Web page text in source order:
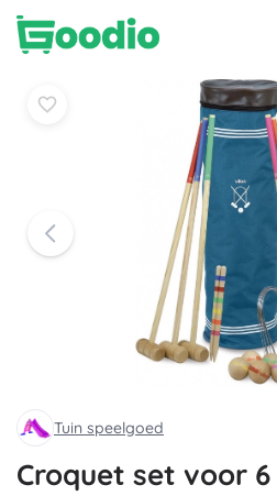
Tuin speelgoed
Croquet set voor
94,50 €